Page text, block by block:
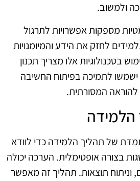
ולמשוב.
מספקות אפשרויות לתרגול
לחזק את הידע והמיומנויות
בטכנולוגיות אלו מצריך תכנון
ישמשו לתמיכה בפיתוח החשיבה
המסורתית.
של תהליך הלמידה כדי לוודא
בצורה אופטימלית. הערכה יכולה
וניתוח תוצאות. תהליך זה מאפשר